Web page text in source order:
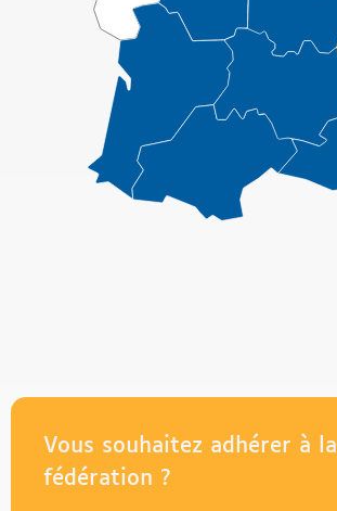
Vous souhaitez adhérer à la
fédération ?